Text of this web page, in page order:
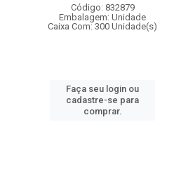
Código: 832879
Embalagem: Unidade
Caixa Com: 300 Unidade(s)
Faça seu login ou
cadastre-se para
comprar.